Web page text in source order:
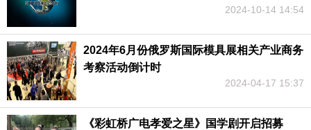
2024-10-14 14:54
2024年6月份俄罗斯国际模具展相关产业商务
考察活动倒计时
2024-04-17 15:37
《彩虹桥广电孝爱之星》国学剧开启招募